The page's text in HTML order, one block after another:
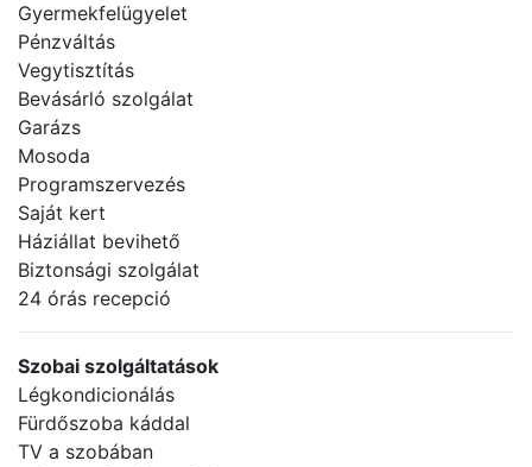
Gyermekfelügyelet
Pénzváltás
Vegytisztítás
Bevásárló szolgálat
Garázs
Mosoda
Programszervezés
Saját kert
Háziállat bevihető
Biztonsági szolgálat
24 órás recepció
Szobai szolgáltatások
Légkondicionálás
Fürdőszoba káddal
TV a szobában